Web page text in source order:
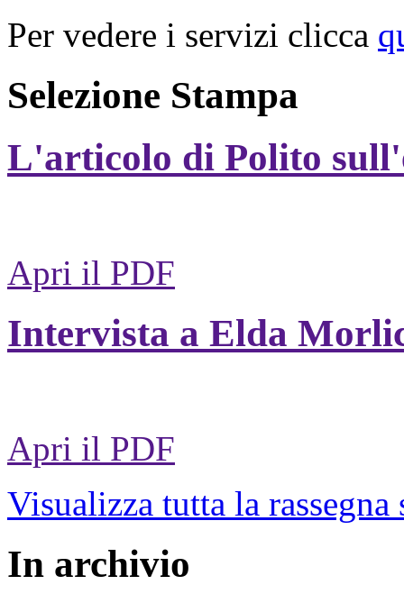
Per vedere i servizi clicca
Selezione Stampa
L'articolo di Polito
Apri il PDF
Intervista a Elda
Apri il PDF
Visualizza tutta la rassegna
In archivio